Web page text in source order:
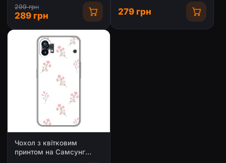
299 грн
289 грн 279 грн
Чохол з квітковим
принтом на Самсунг